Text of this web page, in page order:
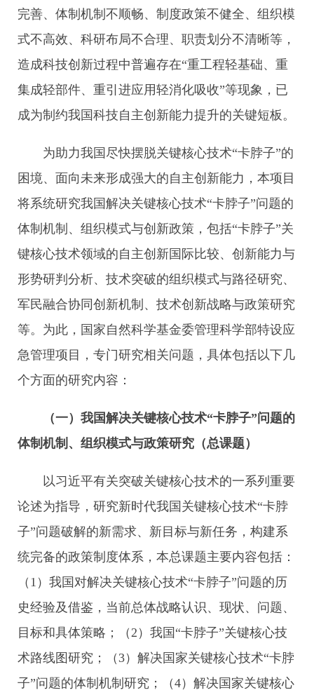
完善、体制机制不顺畅、制度政策不健全、组织模
式不高效、科研布局不合理、职责划分不清晰等，
造成科技创新过程中普遍存在“重工程轻基础、重
集成轻部件、重引进应用轻消化吸收”等现象，已
成为制约我国科技自主创新能力提升的关键短板。
为助力我国尽快摆脱关键核心技术“卡脖子”的
困境、面向未来形成强大的自主创新能力，本项目
将系统研究我国解决关键核心技术“卡脖子”问题的
体制机制、组织模式与创新政策，包括“卡脖子”关
键核心技术领域的自主创新国际比较、创新能力与
形势研判分析、技术突破的组织模式与路径研究、
军民融合协同创新机制、技术创新战略与政策研究
等。为此，国家自然科学基金委管理科学部特设应
急管理项目，专门研究相关问题，具体包括以下几
个方面的研究内容：
（一）我国解决关键核心技术“卡脖子”问题的
体制机制、组织模式与政策研究（总课题）
以习近平有关突破关键核心技术的一系列重要
论述为指导，研究新时代我国关键核心技术“卡脖
子”问题破解的新需求、新目标与新任务，构建系
统完备的政策制度体系，本总课题主要内容包括：
（1）我国对解决关键核心技术“卡脖子”问题的历
史经验及借鉴，当前总体战略认识、现状、问题、
目标和具体策略；（2）我国“卡脖子”关键核心技
术路线图研究；（3）解决国家关键核心技术“卡脖
子”问题的体制机制研究；（4）解决国家关键核心